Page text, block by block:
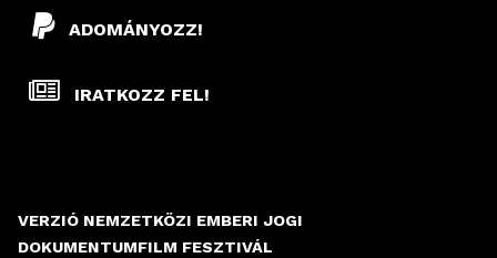
VERZIÓ NEMZETKÖZI EMBERI JOGI
DOKUMENTUMFILM FESZTIVÁL
ADOMÁNYOZZ!
IRATKOZZ FEL!